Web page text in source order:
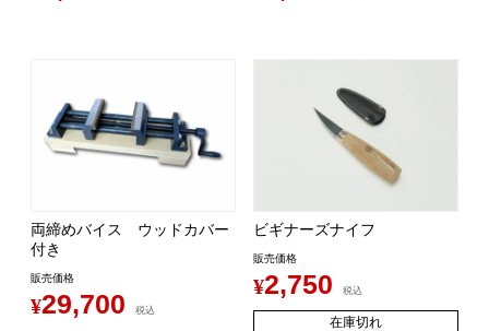
両締めバイス ウッドカバー
付き
販売価格
¥29,700 税込
ビギナーズナイフ
販売価格
¥2,750 税込
在庫切れ